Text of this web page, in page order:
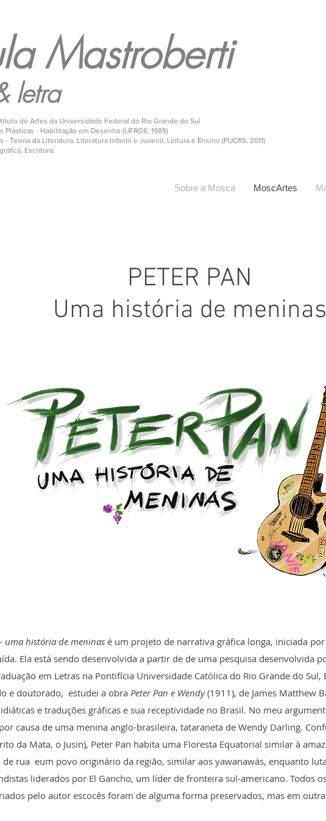
Mastroberti
letra
de Artes da Universidade Federal do Rio Grande do Sul
Plásticas - Habilitação em Desenho (UFRGS, 1985)
- Teoria da Literatura: Literatura Infantil e Juvenil, Leitura e Ensino (PUCRS, 2011)
Escritora.
Sobre a Mosca MoscArtes
PETER PAN
Uma história de meninas
uma história de meninas é um projeto de narrativa gráfica longa, iniciada
Ela está sendo desenvolvida a partir de de uma pesquisa desenvolvida
em Letras na Pontifícia Universidade Católica do Rio Grande do
e doutorado, estudei a obraPeter Pan e Wendy(1911), de James Matthew
e traduções gráficas e sua receptividade no Brasil. No meu
causa de uma menina anglo-brasileira, tataraneta de Wendy Darling.
da Mata, o Jusin), Peter Pan habita uma Floresta Equatorial similar à
de rua eum povo originário da região, similar aos yawanawás, enquanto
liderados por El Gancho, um líder de fronteira sul-americano. Todos
pelo autor escocês foram de alguma forma preservados, mas em